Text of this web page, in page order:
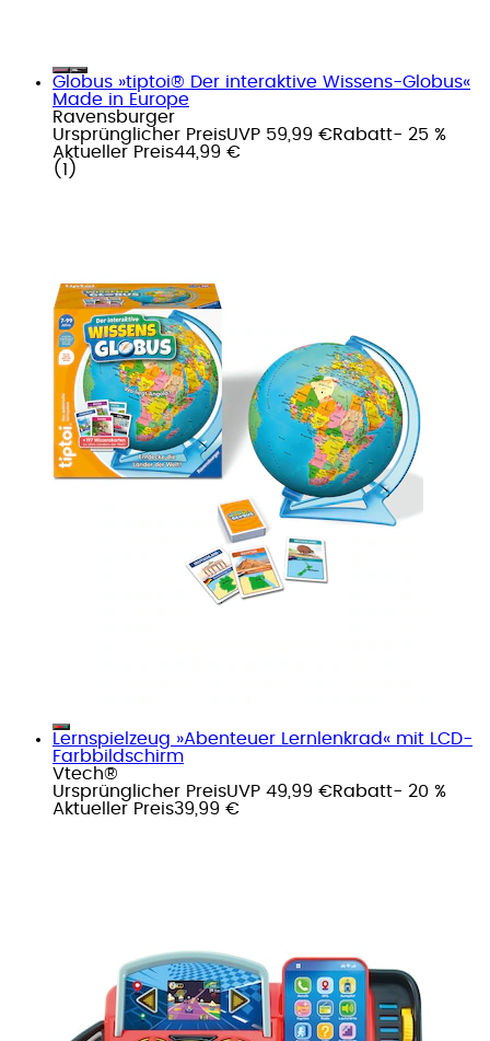
Globus »tiptoi® Der interaktive Wissens-Globus«
Made in Europe
Ravensburger
Ursprünglicher PreisUVP 59,99 €Rabatt- 25 %
Aktueller Preis44,99 €
( 1 )
Lernspielzeug »Abenteuer Lernlenkrad« mit LCD-
Farbbildschirm
Vtech®
Ursprünglicher PreisUVP 49,99 €Rabatt- 20 %
Aktueller Preis39,99 €